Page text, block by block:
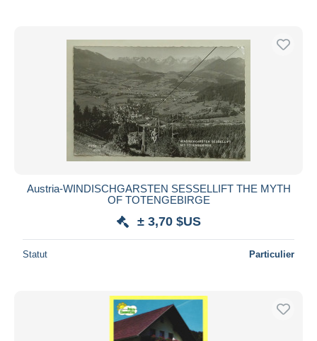
Austria-WINDISCHGARSTEN SESSELLIFT THE MYTH
OF TOTENGEBIRGE
± 3,70 $US
Statut Particulier